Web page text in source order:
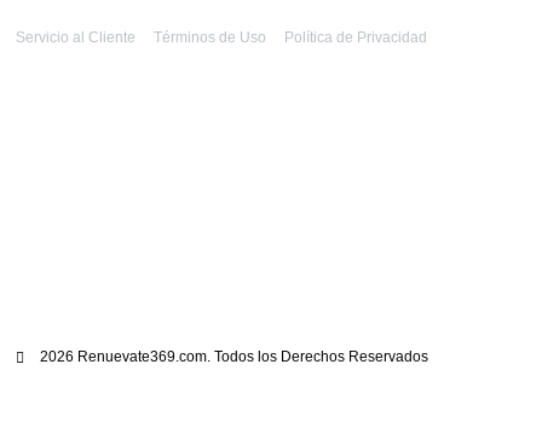
2026 Renuevate369.com. Todos los Derechos Reservados
Servicio al Cliente Términos de Uso Política de Privacidad